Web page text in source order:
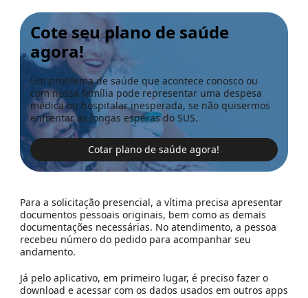
Cote seu plano de saúde
agora!
Um problema de saúde que acontece conosco ou
com nossa família pode representar uma despesa
médica ou hospitalar inesperada, se não quisermos
enfrentar as longas esperas do SUS.
Cotar plano de saúde agora!
Para a solicitação presencial, a vítima precisa apresentar
documentos pessoais originais, bem como as demais
documentações necessárias. No atendimento, a pessoa
recebeu número do pedido para acompanhar seu
andamento.
Já pelo aplicativo, em primeiro lugar, é preciso fazer o
download e acessar com os dados usados em outros apps